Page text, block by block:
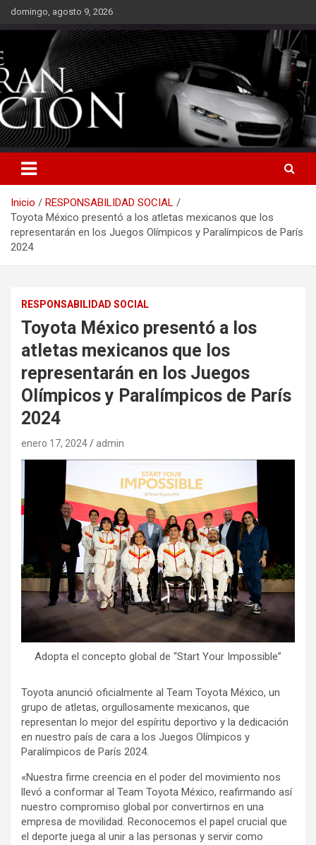
Saltardomingo, agosto 9, 2026
Inicio
RESPONSABILIDAD SOCIAL
Toyota México presentó a los atletas mexicanos que los
representarán en los Juegos Olímpicos y Paralímpicos de París
2024
RESPONSABILIDAD SOCIAL
Toyota México presentó a los
atletas mexicanos que los
representarán en los Juegos
Olímpicos y Paralímpicos de París
2024
enero 17, 2024 admin
Adopta el concepto global de “Start Your Impossible”
Toyota anunció oficialmente al Team Toyota México, un
grupo de atletas, orgullosamente mexicanos, que
representan lo mejor del espíritu deportivo y la dedicación
en nuestro país de cara a los Juegos Olímpicos y
Paralímpicos de París 2024.
«Nuestra firme creencia en el poder del movimiento nos
llevó a conformar al Team Toyota México, reafirmando así
nuestro compromiso global por convertirnos en una
empresa de movilidad. Reconocemos el papel crucial que
el deporte juega al unir a las personas y servir como